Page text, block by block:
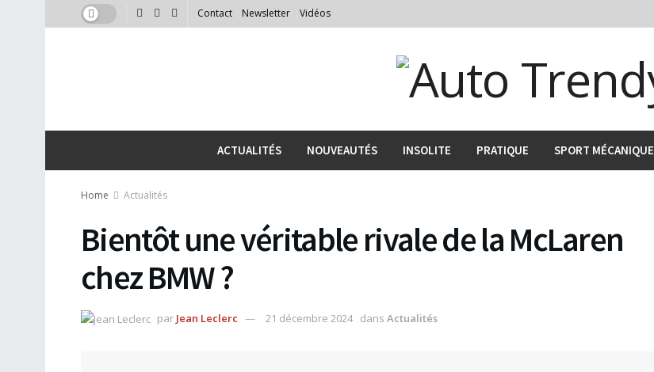
Contact Newsletter Vidéos
ACTUALITÉS NOUVEAUTÉS INSOLITE PRATIQUE SPORT MÉCANIQUE
Home Actualités
Bientôt une véritable rivale de la McLaren
chez BMW ?
par Jean Leclerc 21 décembre 2024 dans Actualités